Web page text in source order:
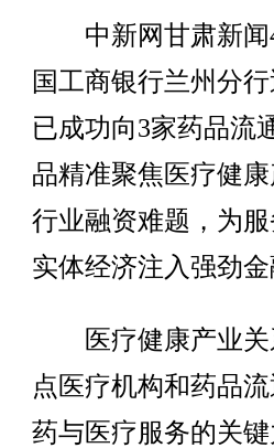
中新网甘肃新闻
国工商银行兰州分
已成功向3家药品流
品精准聚焦医疗健
行业融资难题，为
实体经济注入强劲金
医疗健康产业关
点医疗机构和药品
药与医疗服务的关